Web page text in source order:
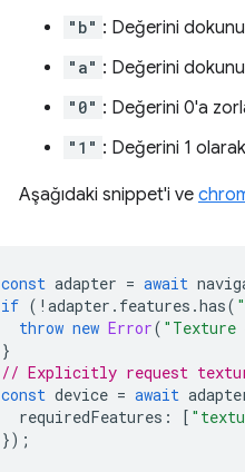
"b" : Değerini
"a" : Değerini
"0" : Değerini 0'a
"1" : Değerini 1
Aşağıdaki snippet'i ve
const adapter = await
if ( ! adapter . features .has(
throw new Error( "Texture
}
// Explicitly request
const device = await
requiredFeatures : [
});